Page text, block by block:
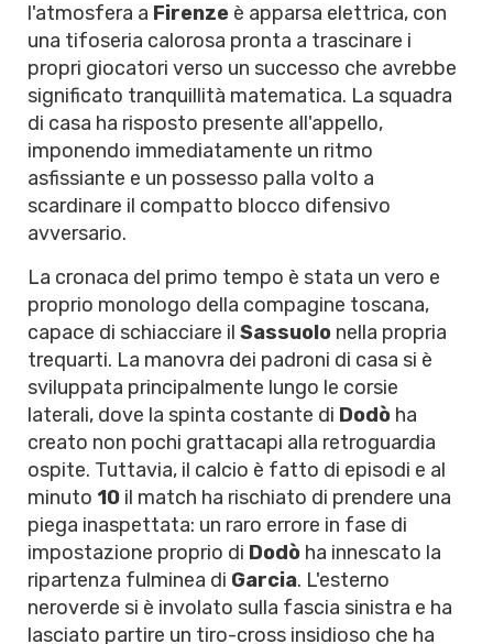
l'atmosfera a Firenze è apparsa elettrica, con
una tifoseria calorosa pronta a trascinare i
propri giocatori verso un successo che avrebbe
significato tranquillità matematica. La squadra
di casa ha risposto presente all'appello,
imponendo immediatamente un ritmo
asfissiante e un possesso palla volto a
scardinare il compatto blocco difensivo
avversario.
La cronaca del primo tempo è stata un vero e
proprio monologo della compagine toscana,
capace di schiacciare il Sassuolo nella propria
trequarti. La manovra dei padroni di casa si è
sviluppata principalmente lungo le corsie
laterali, dove la spinta costante di Dodò ha
creato non pochi grattacapi alla retroguardia
ospite. Tuttavia, il calcio è fatto di episodi e al
minuto 10 il match ha rischiato di prendere una
piega inaspettata: un raro errore in fase di
impostazione proprio di Dodò ha innescato la
ripartenza fulminea di Garcia. L'esterno
neroverde si è involato sulla fascia sinistra e ha
lasciato partire un tiro-cross insidioso che ha